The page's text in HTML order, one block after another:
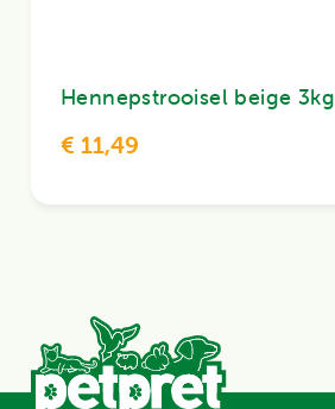
Hennepstrooisel beige 3kg
€ 11,49